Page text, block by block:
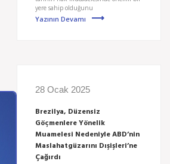
yere sahip olduğunu
Yazının Devamı
28 Ocak 2025
Brezilya, Düzensiz
Göçmenlere Yönelik
Muamelesi Nedeniyle ABD’nin
Maslahatgüzarını Dışişleri’ne
Çağırdı